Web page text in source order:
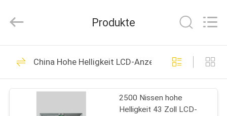
HAUS
PRODUKTE
Freien
Fournisseur.
2019
outdoordigital-
All
Lcd-digitale
Beschilderung im
32
Produkte
China Hohe Helligkeit LCD-Anzeige
2500 Nissen hohe
Helligkeit 43 Zoll LCD-